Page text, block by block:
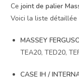
Cejoint de palier
Voici la liste
MASSEY
TEA20, TED20,
CASE IH /